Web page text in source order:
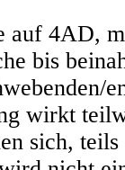
auf 4AD,
bis
wirkt
sich,